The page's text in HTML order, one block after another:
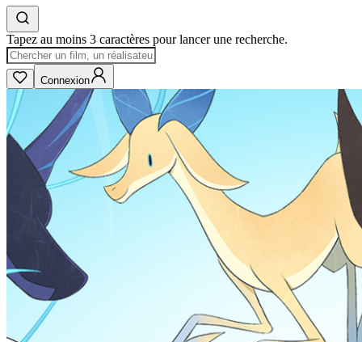
Tapez au moins 3 caractères pour lancer une recherche.
Connexion